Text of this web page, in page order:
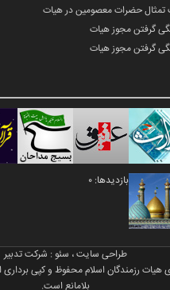
حضرات معصومین در هیات
گرفتن مجوز هیات
گرفتن مجوز هیات
بازدیدها: 0
طراحی سایت، سئو : شرکت تدبیر
هیات رزمندگان اسلام محفوظ و کپی برداری
بلامانع است.